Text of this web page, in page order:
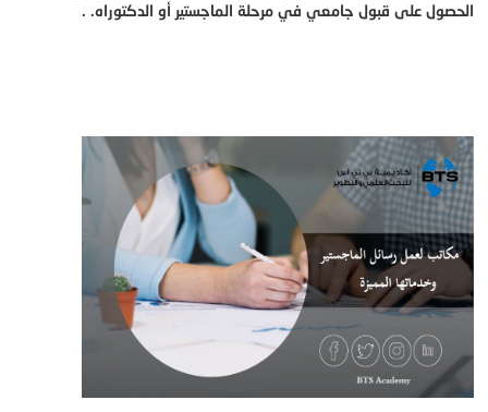
الحصول على قبول جامعي في مرحلة الماجستير أو الدكتوراه. .